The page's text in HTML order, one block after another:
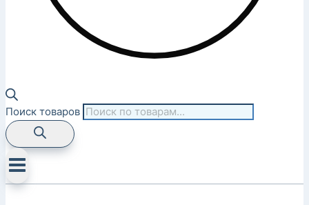
Поиск товаров